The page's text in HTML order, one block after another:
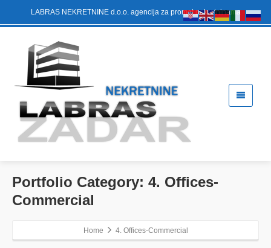
LABRAS NEKRETNINE d.o.o. agencija za promet nekretninama
Portfolio Category: 4. Offices-
Commercial
Home 4. Offices-Commercial